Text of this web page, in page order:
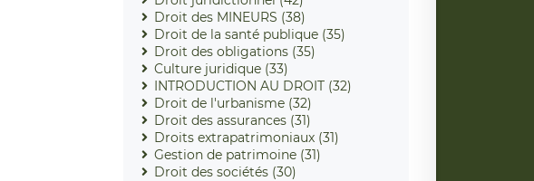
Droit des MINEURS (38)
Droit de la santé publique (35)
Droit des obligations (35)
Culture juridique (33)
INTRODUCTION AU DROIT (32)
Droit de l'urbanisme (32)
Droit des assurances (31)
Droits extrapatrimoniaux (31)
Gestion de patrimoine (31)
Droit des sociétés (30)